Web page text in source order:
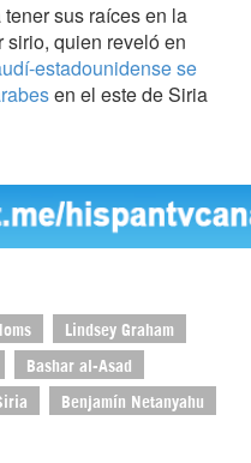
sus raíces en la
quien reveló en
estadounidense se
en el este de Siria
Lindsey Graham
Bashar al-Asad
Benjamín Netanyahu